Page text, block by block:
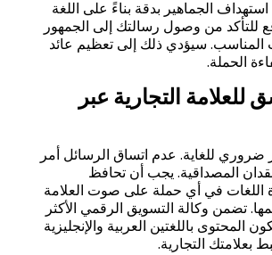
الجماهير بدقة بناءً على اللغة
للتأكد من وصول رسالتك إلى الجمهور
سيؤدي ذلك إلى تعظيم عائد
الحملة.
التجارية عبر
ضروري للغاية. عدم اتساق الرسائل أمر
المصداقية. يجب أن تحافظ
اللغات في أي حملة على صوت العلامة
تضمن وكالة التسويق الرقمي الأكثر
المحتوى باللغتين العربية والإنجليزية
التجارية.